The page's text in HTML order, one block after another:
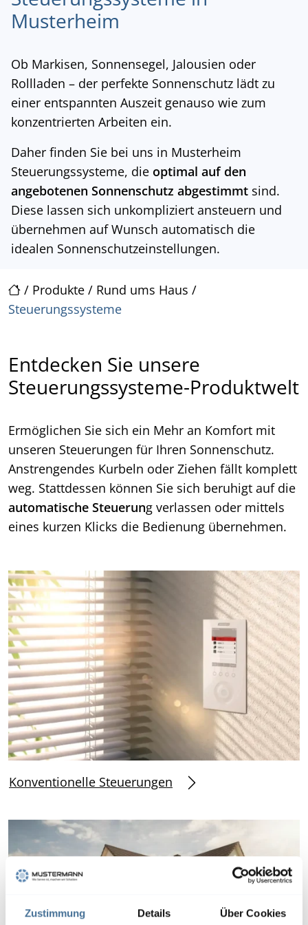
Zustimmung Details Über Cookies
/ Produkte / Rund ums Haus /
Steuerungssysteme
Musterheim
Ob Markisen, Sonnensegel, Jalousien oder
Rollladen – der perfekte Sonnenschutz lädt zu
einer entspannten Auszeit genauso wie zum
konzentrierten Arbeiten ein.
Daher finden Sie bei uns in Musterheim
Steuerungssysteme, die optimal auf den
angebotenen Sonnenschutz abgestimmt sind.
Diese lassen sich unkompliziert ansteuern und
übernehmen auf Wunsch automatisch die
idealen Sonnenschutzeinstellungen.
Entdecken Sie unsere
Steuerungssysteme-Produktwelt
Ermöglichen Sie sich ein Mehr an Komfort mit
unseren Steuerungen für Ihren Sonnenschutz.
Anstrengendes Kurbeln oder Ziehen fällt komplett
weg. Stattdessen können Sie sich beruhigt auf die
automatische Steuerung verlassen oder mittels
eines kurzen Klicks die Bedienung übernehmen.
Konventionelle Steuerungen